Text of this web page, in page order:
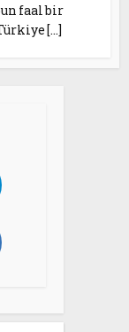
faal bir
[…]